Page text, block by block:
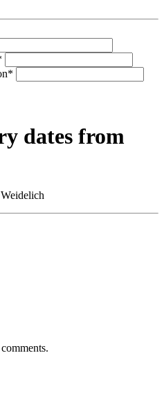
*
dates from